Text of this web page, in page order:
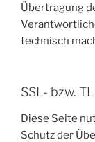
Übertragung
technisch
SSL- bzw.
Diese Seite
Schutz der